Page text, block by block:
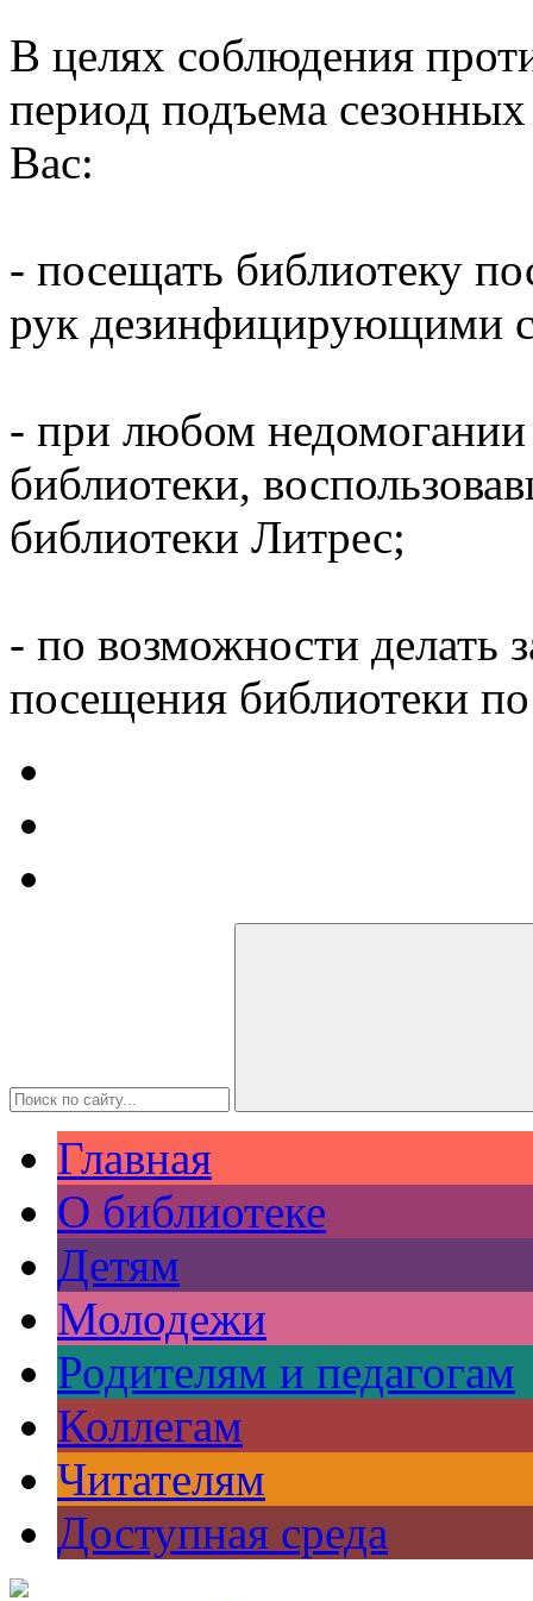
В целях соблюдения
период подъема
Вас:
- посещать библиотеку
рук дезинфицирующими
- при любом недомогании
библиотеки,
библиотеки Литрес;
- по возможности делать
посещения библиотеки
Главная
О библиотеке
Детям
Молодежи
Родителям и педагогам
Коллегам
Читателям
Доступная среда